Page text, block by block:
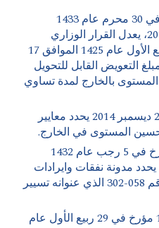
قرار وزاري مشترك مؤرخ في 30 محرم عام 1433
الموافق 25 ديسمبر سنة 2011، يعدل القرار الوزاري
المشترك المؤرخ في 27 ربيع الأول عام 1425 الموافق 17
يحدد مبلغ التعويض القابل للتحويل
بالخارج لمدة تساوي
قرار رقم 2010 مؤرخ في 29 ديسمبر 2014 يحدد معايير
المستوى في الخارج.
مرسوم وزاري مشترك مؤرخ في 5 رجب عام 1432
2011، يحدد مدونة نفقات وايرادات
حساب التخصيص الخاص رقم 058-302 الذي عنوانه تسيير
مرسوم تنفيذي رقم 04-146 مؤرخ في 29 ربيع الأول عام